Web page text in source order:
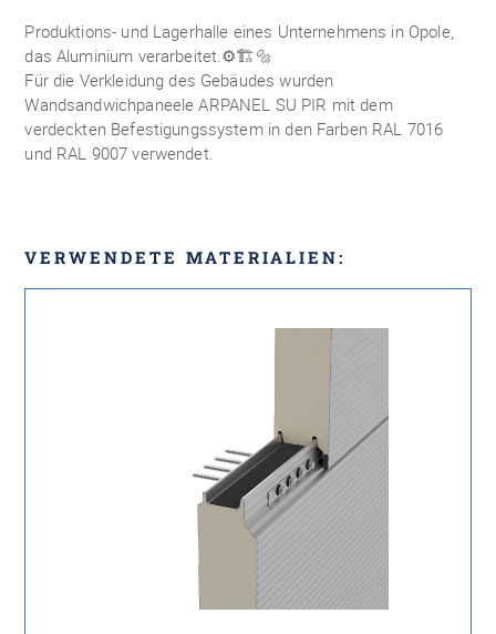
Produktions- und Lagerhalle eines Unternehmens in Opole,
das Aluminium verarbeitet.⚙️🏗🔩
Für die Verkleidung des Gebäudes wurden
Wandsandwichpaneele ARPANEL SU PIR mit dem
verdeckten Befestigungssystem in den Farben RAL 7016
und RAL 9007 verwendet.
VERWENDETE MATERIALIEN: